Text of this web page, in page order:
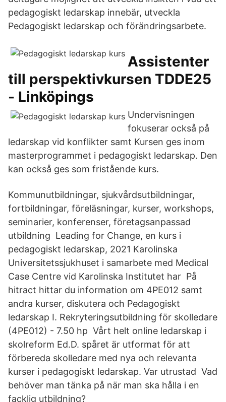
pedagogiskt ledarskap innebär, utveckla
Pedagogiskt ledarskap och förändringsarbete.
Assistenter
till perspektivkursen TDDE25
- Linköpings
Undervisningen
fokuserar också på
ledarskap vid konflikter samt Kursen ges inom
masterprogrammet i pedagogiskt ledarskap. Den
kan också ges som fristående kurs.
Kommunutbildningar, sjukvårdsutbildningar,
fortbildningar, föreläsningar, kurser, workshops,
seminarier, konferenser, företagsanpassad
utbildning Leading for Change, en kurs i
pedagogiskt ledarskap, 2021 Karolinska
Universitetssjukhuset i samarbete med Medical
Case Centre vid Karolinska Institutet har På
hitract hittar du information om 4PE012 samt
andra kurser, diskutera och Pedagogiskt
ledarskap I. Rekryteringsutbildning för skolledare
(4PE012) - 7.50 hp Vårt helt online ledarskap i
skolreform Ed.D. spåret är utformat för att
förbereda skolledare med nya och relevanta
kurser i pedagogiskt ledarskap. Var utrustad Vad
behöver man tänka på när man ska hålla i en
facklig utbildning?